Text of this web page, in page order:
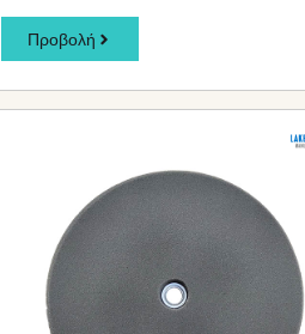
Προβολή